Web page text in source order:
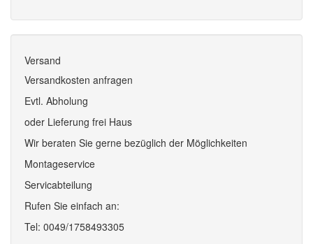
Versand
Versandkosten anfragen
Evtl. Abholung
oder Lieferung frei Haus
Wir beraten Sie gerne bezüglich der Möglichkeiten
Montageservice
Servicabteilung
Rufen Sie einfach an:
Tel: 0049/1758493305